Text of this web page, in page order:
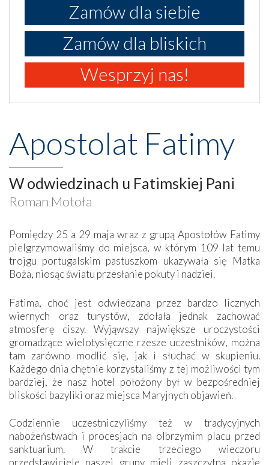
Zamów dla siebie
Zamów dla bliskich
Wesprzyj nas!
Apostolat Fatimy
W odwiedzinach u Fatimskiej Pani
Roman Motoła
Pomiędzy 25 a 29 maja wraz z grupą Apostołów Fatimy
pielgrzymowaliśmy do miejsca, w którym 109 lat temu
trojgu portugalskim pastuszkom ukazywała się Matka
Boża, niosąc światu przesłanie pokuty i nadziei.
Fatima, choć jest odwiedzana przez bardzo licznych
wiernych oraz turystów, zdołała jednak zachować
atmosferę ciszy. Wyjąwszy największe uroczystości
gromadzące wielotysięczne rzesze uczestników, można
tam zarówno modlić się, jak i słuchać w skupieniu.
Każdego dnia chętnie korzystaliśmy z tej możliwości tym
bardziej, że nasz hotel położony był w bezpośredniej
bliskości bazyliki oraz miejsca Maryjnych objawień.
Codziennie uczestniczyliśmy też w tradycyjnych
nabożeństwach i procesjach na olbrzymim placu przed
sanktuarium. W trakcie trzeciego wieczoru
przedstawiciele naszej grupy mieli zaszczytną okazję